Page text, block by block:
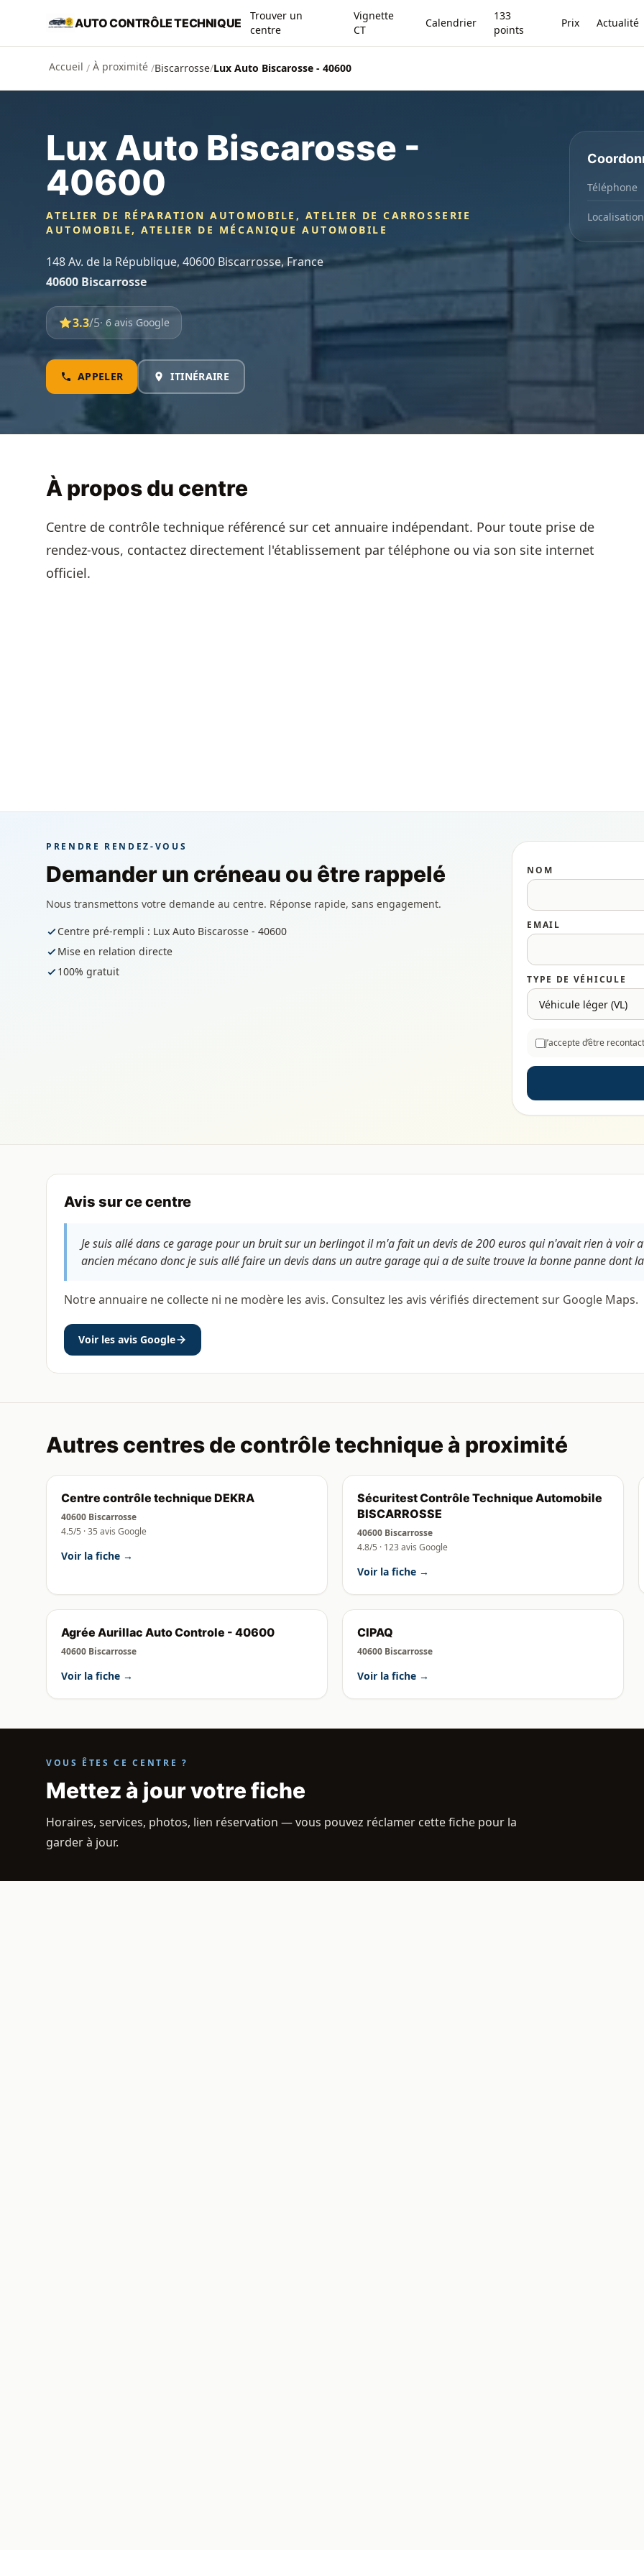
Aller au contenu principal
AUTO CONTRÔLE TECHNIQUE
Trouver un
centre
Vignette
CT
Calendrier
133
points
Prix Actualité
Accueil / À proximité /Biscarrosse/Lux Auto Biscarosse - 40600
Lux Auto Biscarosse -
40600
ATELIER DE RÉPARATION AUTOMOBILE, ATELIER DE CARROSSERIE
AUTOMOBILE, ATELIER DE MÉCANIQUE AUTOMOBILE
148 Av. de la République, 40600 Biscarrosse, France
40600 Biscarrosse
3.3/5· 6 avis Google
APPELER ITINÉRAIRE
Téléphone
Localisation
À propos du centre
Centre de contrôle technique référencé sur cet annuaire indépendant. Pour toute prise de
rendez-vous, contactez directement l'établissement par téléphone ou via son site internet
officiel.
PRENDRE RENDEZ-VOUS
Demander un créneau ou être rappelé
Nous transmettons votre demande au centre. Réponse rapide, sans engagement.
Centre pré-rempli : Lux Auto Biscarosse - 40600
Mise en relation directe
100% gratuit
NOM
EMAIL
TYPE DE VÉHICULE
J’accepte d’être
Avis sur ce centre
Je suis allé dans ce garage pour un bruit sur un berlingot il m'a fait un devis de 200 euros qui n'avait rien à voir
ancien mécano donc je suis allé faire un devis dans un autre garage qui a de suite trouve la bonne panne dont
Notre annuaire ne collecte ni ne modère les avis. Consultez les avis vérifiés directement sur Google Maps.
Voir les avis Google
Autres centres de contrôle technique à proximité
Centre contrôle technique DEKRA
40600 Biscarrosse
4.5/5 · 35 avis Google
Voir la fiche →
Sécuritest Contrôle Technique Automobile
BISCARROSSE
40600 Biscarrosse
4.8/5 · 123 avis Google
Voir la fiche →
Agrée Aurillac Auto Controle - 40600
40600 Biscarrosse
Voir la fiche →
CIPAQ
40600 Biscarrosse
Voir la fiche →
VOUS ÊTES CE CENTRE ?
Mettez à jour votre fiche
Horaires, services, photos, lien réservation — vous pouvez réclamer cette fiche pour la
garder à jour.